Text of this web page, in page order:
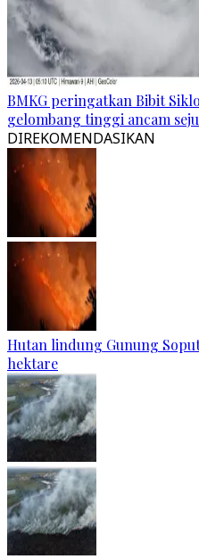
BMKG peringatkan Bibit
gelombang tinggi ancam
DIREKOMENDASIKAN
Hutan lindung Gunung
hektare